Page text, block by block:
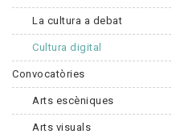
La cultura a debat
Cultura digital
Convocatòries
Arts escèniques
Arts visuals